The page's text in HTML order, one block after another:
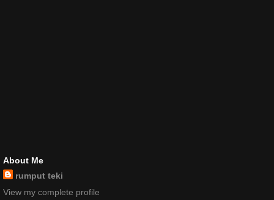
About Me
rumput teki
View my complete profile